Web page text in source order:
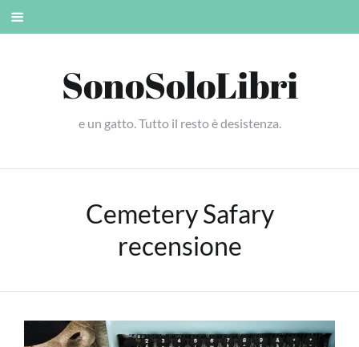
Skip
SonoSoloLibri
e un gatto. Tutto il resto è desistenza.
Cemetery Safary
recensione